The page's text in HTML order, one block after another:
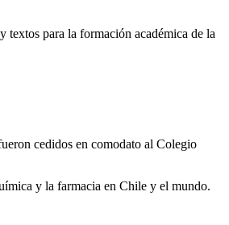
textos para la formación académica de la
cedidos en comodato al Colegio
y la farmacia en Chile y el mundo.